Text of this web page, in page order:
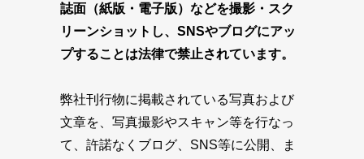
誌面（紙版・電子版）などを撮影・スク
リーンショットし、SNSやブログにアッ
プすることは法律で禁止されています。
弊社刊行物に掲載されている写真および
文章を、写真撮影やスキャン等を行なっ
て、許諾なくブログ、SNS等に公開、ま